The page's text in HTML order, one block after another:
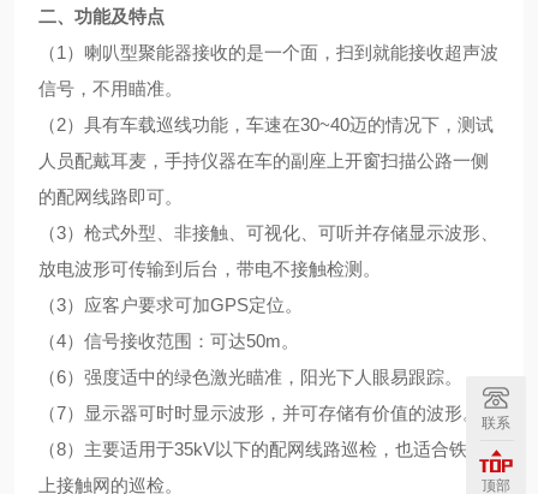
二、功能及特点
（1 ）喇叭型聚能器接收的是一个面，扫到就能接收超声波
信号，不用瞄准。
（2）具有车载巡线功能，车速在30~40迈的情况下，测试
人员配戴耳麦，手持仪器在车的副座上开窗扫描公路一侧
的配网线路即可。
（3）枪式外型、非接触、可视化、可听并存储显示波形、
放电波形可传输到后台，带电不接触检测。
（3）应客户要求可加GPS定位。
（4）信号接收范围：可达50m。
（6）强度适中的绿色激光瞄准，阳光下人眼易跟踪。
（7）显示器可时时显示波形，并可存储有价值的波形。
（8）主要适用于35kV以下的配网线路巡检，也适合铁路
上接触网的巡检。
联系
顶部